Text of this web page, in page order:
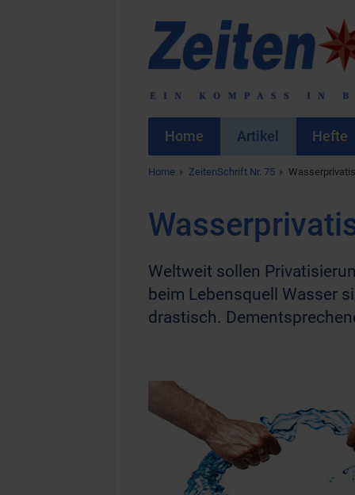
Home Artikel Hefte
Home ZeitenSchrift Nr. 75
Weltweit sollen
beim Lebensquell Wasser
drastisch.